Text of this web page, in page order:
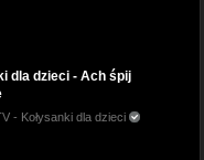
dla dzieci - Ach śpij
- Kołysanki dla dzieci